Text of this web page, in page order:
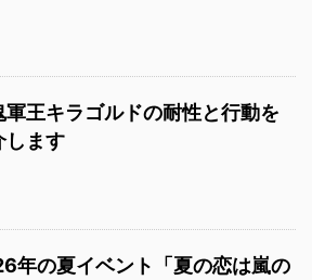
軍王キラゴルドの耐性と行動を
します
年の夏イベント「夏の恋は嵐の